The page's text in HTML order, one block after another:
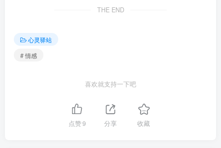
THE END
心灵驿站
# 情感
喜欢就支持一下吧
点赞9 分享 收藏